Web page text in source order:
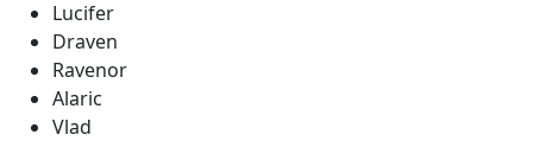
Lucifer
Draven
Ravenor
Alaric
Vlad